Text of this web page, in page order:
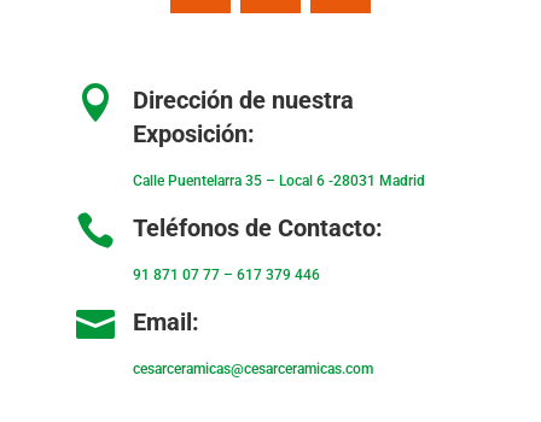

Dirección de nuestra
Exposición:
Calle Puentelarra 35 – Local 6 -28031 Madrid
 Teléfonos de Contacto:
91 871 07 77– 617 379 446
 Email:
cesarceramicas@cesarceramicas.com